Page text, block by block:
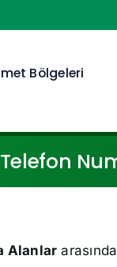
Bölgeleri
Alanlar